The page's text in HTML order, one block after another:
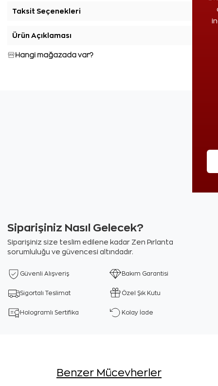
Taksit Seçenekleri
Ürün Açıklaması
Hangi mağazada var?
Siparişiniz Nasıl Gelecek?
Siparişiniz size teslim edilene kadar Zen Pırlanta
sorumluluğu ve güvencesi altındadır.
Güvenli Alışveriş Bakım Garantisi
Sigortalı Teslimat Özel Şık Kutu
Hologramlı Sertifika Kolay İade
Benzer Mücevherler